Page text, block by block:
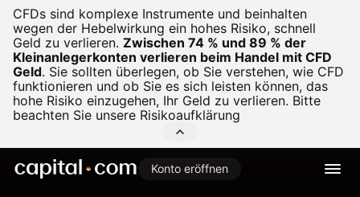
CFDs sind komplexe Instrumente und beinhalten
wegen der Hebelwirkung ein hohes Risiko, schnell
Geld zu verlieren. Zwischen 74 % und 89 % der
Kleinanlegerkonten verlieren beim Handel mit CFD
Geld. Sie sollten überlegen, ob Sie verstehen, wie CFD
funktionieren und ob Sie es sich leisten können, das
hohe Risiko einzugehen, Ihr Geld zu verlieren. Bitte
beachten Sie unsere Risikoaufklärung
Konto eröffnen